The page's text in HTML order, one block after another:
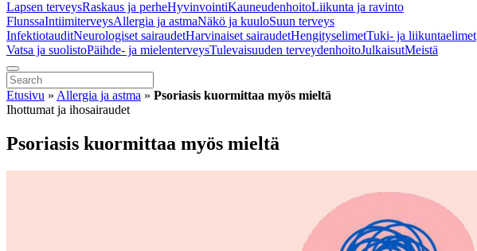
Lapsen terveysRaskaus ja perheHyvinvointiKauneudenhoitoLiikunta ja ravinto
FlunssaIntiimiterveysAllergia ja astmaNäkö ja kuuloSuun terveys
InfektiotauditNeurologiset sairaudetHarvinaiset sairaudetHengityselimetTuki- ja liikuntaelimet
Vatsa ja suolistoPäihde- ja mielenterveysTulevaisuuden terveydenhoitoJulkaisutMeistä
Etusivu » Allergia ja astma » Psoriasis kuormittaa myös mieltä
Ihottumat ja ihosairaudet
Psoriasis kuormittaa myös mieltä